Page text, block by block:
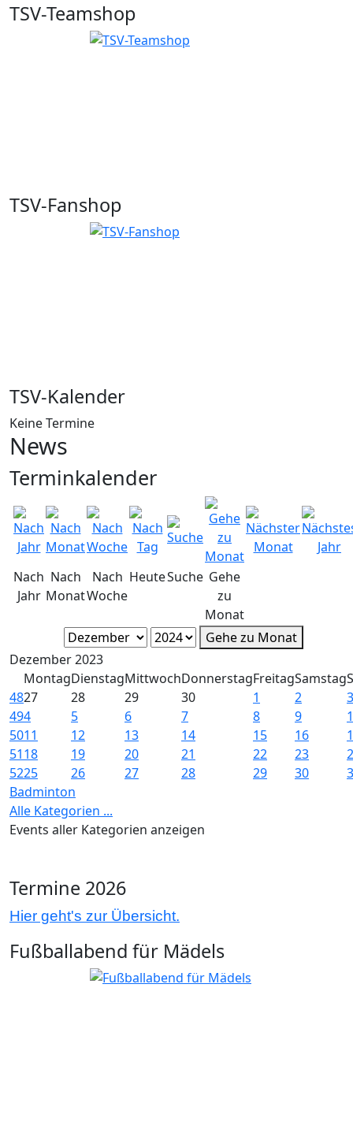
TSV-Teamshop
TSV-Fanshop
TSV-Kalender
Keine Termine
News
Terminkalender
Nach
Jahr
Nach
Monat
Nach
Woche
HeuteSuche Gehe
zu
Monat
Gehe zu Monat
Dezember 2023
MontagDienstagMittwochDonnerstagFreitagSamstag
4827 28 29 30 1 2
3
494 5 6 7 8 9
5011 12 13 14 15 16
5118 19 20 21 22 23
5225 26 27 28 29 30
Badminton
Alle Kategorien ...
Events aller Kategorien anzeigen
Termine 2026
Hier geht's zur Übersicht.
Fußballabend für Mädels